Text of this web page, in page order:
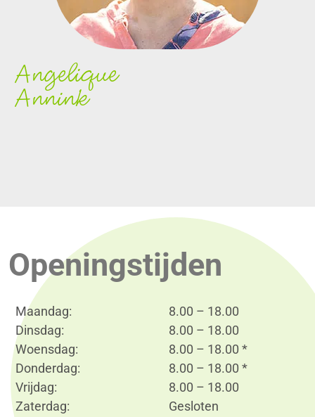
Angelique
Annink
Openingstijden
Maandag:
Dinsdag:
Woensdag:
Donderdag:
Vrijdag:
Zaterdag:
8.00 – 18.00
8.00 – 18.00
8.00 – 18.00 *
8.00 – 18.00 *
8.00 – 18.00
Gesloten